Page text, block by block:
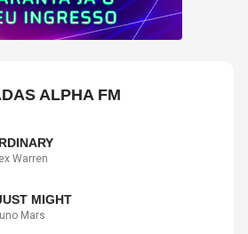
ALPHA FM
Warren
MIGHT
Mars